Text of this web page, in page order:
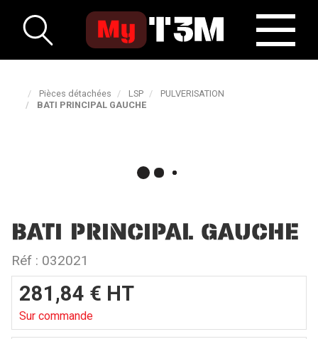
Pièces détachées LSP
PULVERISATION
BATI PRINCIPAL GAUCHE
BATI PRINCIPAL GAUCHE
Réf : 032021
281,84 € HT
Sur commande